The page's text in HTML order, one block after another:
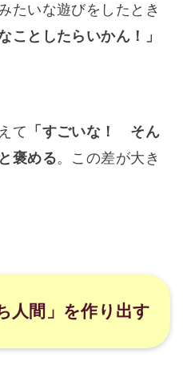
たいな遊びをしたとき
ことしたらいかん！」
て 「すごいな！ そん
褒める。この差が大き
人間」を作り出す